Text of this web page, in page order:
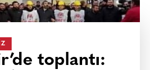
toplantı: